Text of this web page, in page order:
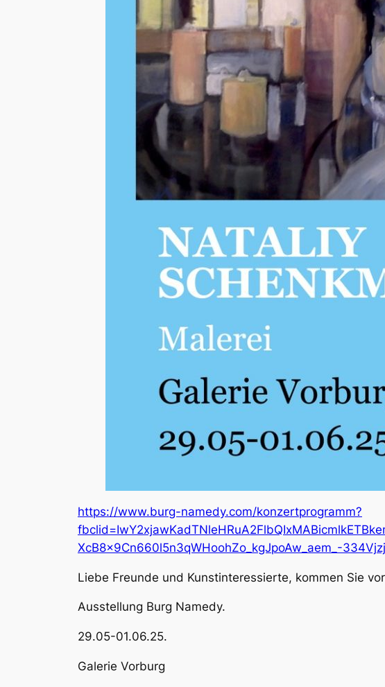
https://www.burg-namedy.com/konzertprogramm?
XcB8x9Cn660l5n3qWHoohZo_kgJpoAw_aem_-
Liebe Freunde und Kunstinteressierte, kommen Sie
Ausstellung Burg Namedy.
29.05-01.06.25.
Galerie Vorburg